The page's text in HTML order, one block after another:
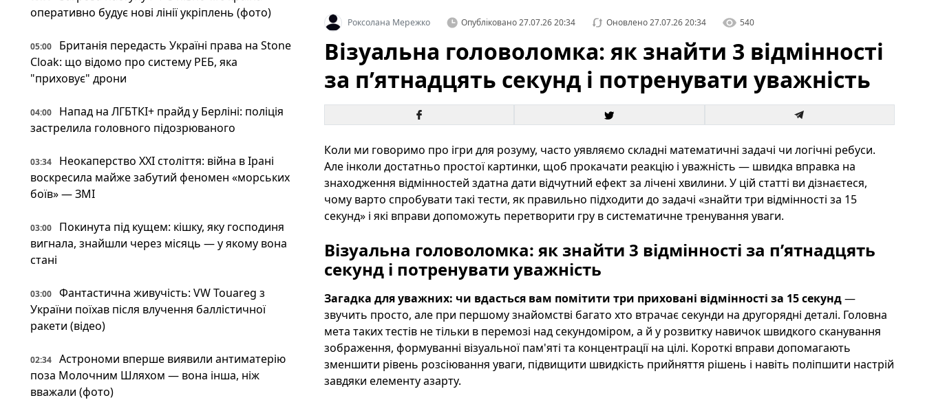
оперативно будує нові лінії укріплень (фото)
05:00
Британія передасть Україні права на Stone
Cloak: що відомо про систему РЕБ, яка
"приховує" дрони
04:00
Напад на ЛГБТКІ+ прайд у Берліні: поліція
застрелила головного підозрюваного
03:34
Неокаперство XXI століття: війна в Ірані
воскресила майже забутий феномен «морських
боїв» — ЗМІ
03:00
Покинута під кущем: кішку, яку господиня
вигнала, знайшли через місяць — у якому вона
стані
03:00
Фантастична живучість: VW Touareg з
України поїхав після влучення баллістичної
ракети (відео)
02:34
Астрономи вперше виявили антиматерію
поза Молочним Шляхом — вона інша, ніж
вважали (фото)
Роксолана Мережко Опубліковано27.07.26 20:34 Оновлено27.07.26 20:34 540
Візуальна головоломка: як знайти 3 відмінності
за п’ятнадцять секунд і потренувати уважність
Коли ми говоримо про ігри для розуму, часто уявляємо складні математичні задачі чи логічні ребуси.
Але інколи достатньо простої картинки, щоб прокачати реакцію і уважність — швидка вправка на
знаходження відмінностей здатна дати відчутний ефект за лічені хвилини. У цій статті ви дізнаєтеся,
чому варто спробувати такі тести, як правильно підходити до задачі «знайти три відмінності за 15
секунд» і які вправи допоможуть перетворити гру в систематичне тренування уваги.
Візуальна головоломка: як знайти 3 відмінності за п’ятнадцять
секунд і потренувати уважність
Загадка для уважних: чи вдасться вам помітити три приховані відмінності за 15 секунд—
звучить просто, але при першому знайомстві багато хто втрачає секунди на другорядні деталі. Головна
мета таких тестів не тільки в перемозі над секундоміром, а й у розвитку навичок швидкого сканування
зображення, формуванні візуальної пам'яті та концентрації на цілі. Короткі вправи допомагають
зменшити рівень розсіювання уваги, підвищити швидкість прийняття рішень і навіть поліпшити настрій
завдяки елементу азарту.